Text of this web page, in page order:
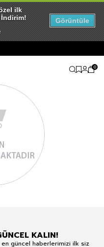
0
KALIN!
güncel haberlerimizi ilk siz
ilk
İndirim!
Görüntüle